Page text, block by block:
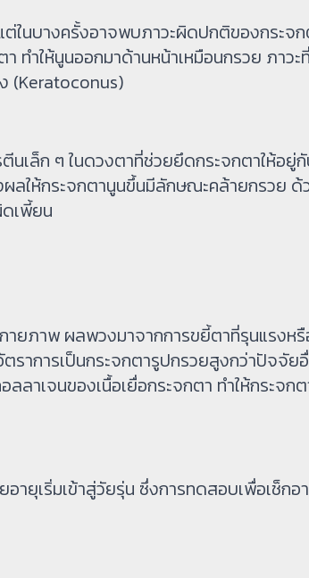
ในบางครั้งอาจพบภาวะผิดปกติของกระจ
ทำให้นูนออกมาด้านหน้าเหมือนกรวย ภาวะ
(Keratoconus)
เล็ก ๆ ในดวงตาที่ช่วยยึดกระจกตาให้อยู่
ลให้กระจกตานูนขึ้นมีลักษณะคล้ายกรวย
ดเพี้ยน
ยภาพ ผลพวงมาจากการขยี้ตาที่รุนแรงหรื
ราการเป็นกระจกตารูปกรวยสูงกว่าปัจจัย
าเจนของเนื้อเยื่อกระจกตา ทำให้กระจก
ยุเริ่มเข้าสู่วัยรุ่น ซึ่งการทดสอบเพื่อเช็กอ